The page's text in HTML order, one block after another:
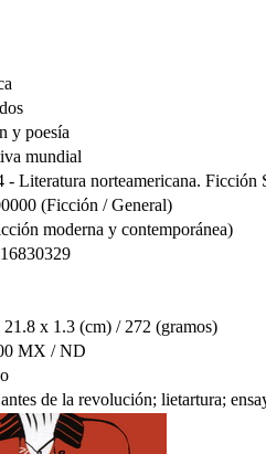
y poesía
mundial
- Literatura norteamericana.
(Ficción / General)
moderna y contemporánea)
21.8 x 1.3 (cm) / 272 (gramos)
MX / ND
de la revolución; lietartura;